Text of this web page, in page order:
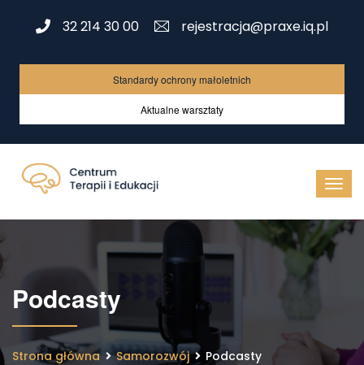
32 214 30 00 rejestracja@praxe.iq.pl
Standardy ochrony małoletnich
Aktualne warsztaty
Podcasty
Strona główna Samorozwój Podcasty